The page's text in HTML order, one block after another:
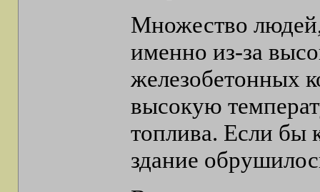
Множество
именно из-за
железобетонных
высокую
топлива. Если бы
здание